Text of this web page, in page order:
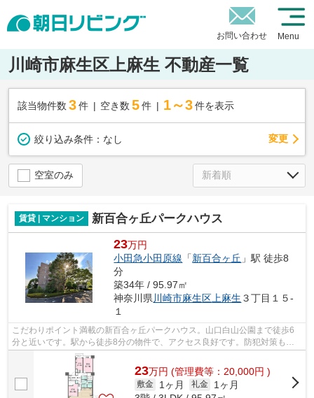
お問い合わせ Menu
川崎市麻生区上麻生 不動産一覧
該当物件数 3件 空き数 5 件 1～3 件を表示
絞り込み条件： なし 変更
空室のみ
賃貸 | マンション 新百合ヶ丘パークハウス
23万円
小田急小田原線 「新百合ヶ丘 」駅 徒歩8
分
築34年 / 95.97㎡
神奈川県 川崎市麻生区 上麻生 ３丁目１５-
１
こだわりポイント満載の新百合ヶ丘パークハウス。山口白山公園まで徒歩6
分と近いです。駅から徒歩8分の物件で、アクセス良好です。防犯対策もバ
ッチリなマンションタイプの物件です。...
23万円 (管理費等：20,000円 )
敷金 1ヶ月 礼金
1ヶ月